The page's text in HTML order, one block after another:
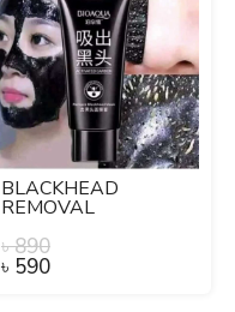
BLACKHEAD
REMOVAL
MASK.
৳890
৳ 590